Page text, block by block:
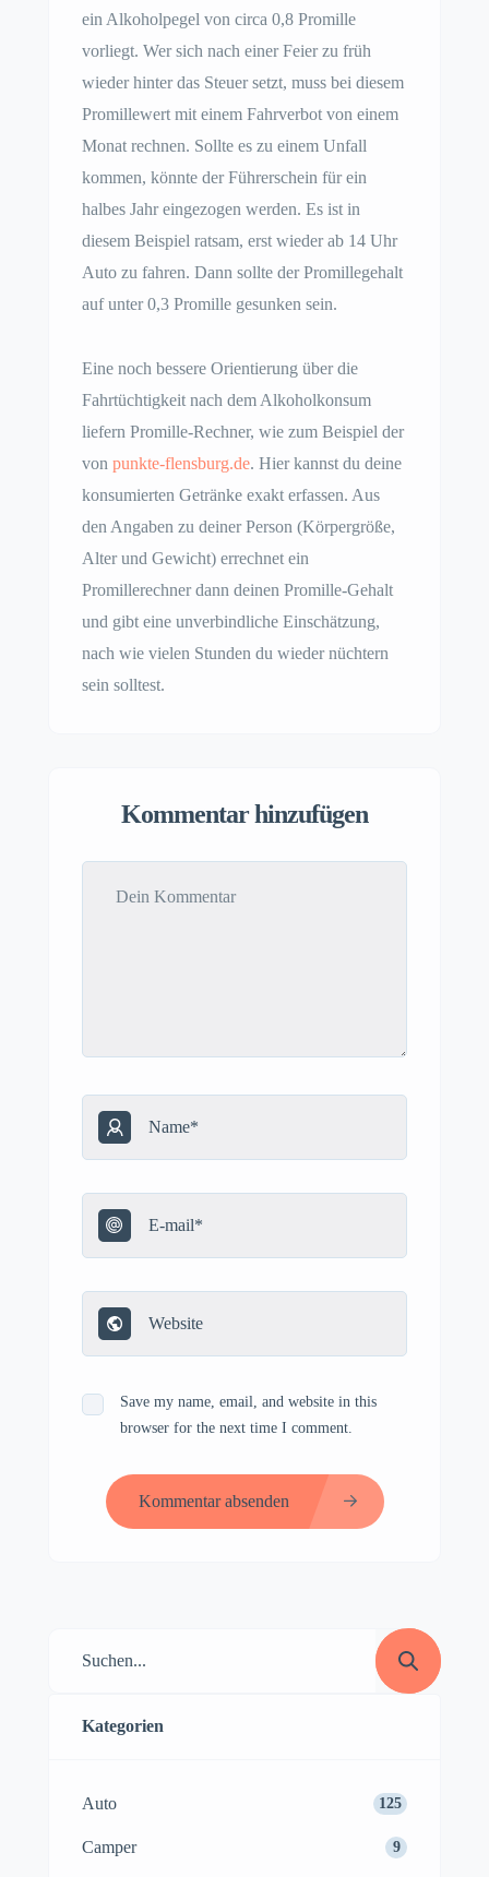
ein Alkoholpegel von circa 0,8 Promille
vorliegt. Wer sich nach einer Feier zu früh
wieder hinter das Steuer setzt, muss bei diesem
Promillewert mit einem Fahrverbot von einem
Monat rechnen. Sollte es zu einem Unfall
kommen, könnte der Führerschein für ein
halbes Jahr eingezogen werden. Es ist in
diesem Beispiel ratsam, erst wieder ab 14 Uhr
Auto zu fahren. Dann sollte der Promillegehalt
auf unter 0,3 Promille gesunken sein.
Eine noch bessere Orientierung über die
Fahrtüchtigkeit nach dem Alkoholkonsum
liefern Promille-Rechner, wie zum Beispiel der
von punkte-flensburg.de. Hier kannst du deine
konsumierten Getränke exakt erfassen. Aus
den Angaben zu deiner Person (Körpergröße,
Alter und Gewicht) errechnet ein
Promillerechner dann deinen Promille-Gehalt
und gibt eine unverbindliche Einschätzung,
nach wie vielen Stunden du wieder nüchtern
sein solltest.
Kommentar hinzufügen
Save my name, email, and website in this
browser for the next time I comment.
Kommentar absenden
Kategorien
Auto 125
Camper 9